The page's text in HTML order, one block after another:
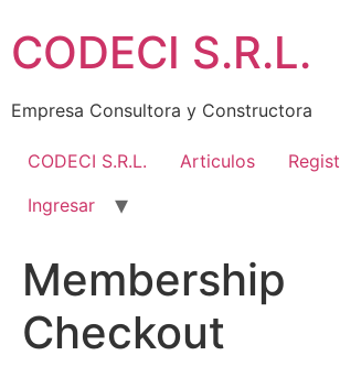
contenido
CODECI S.R.L.
Empresa Consultora y Constructora
CODECI S.R.L. Articulos
Ingresar
Membership
Checkout